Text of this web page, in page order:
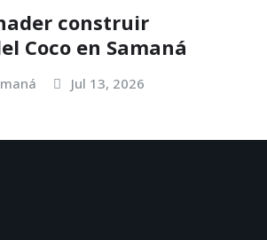
construir
Coco en Samaná
Jul 13, 2026